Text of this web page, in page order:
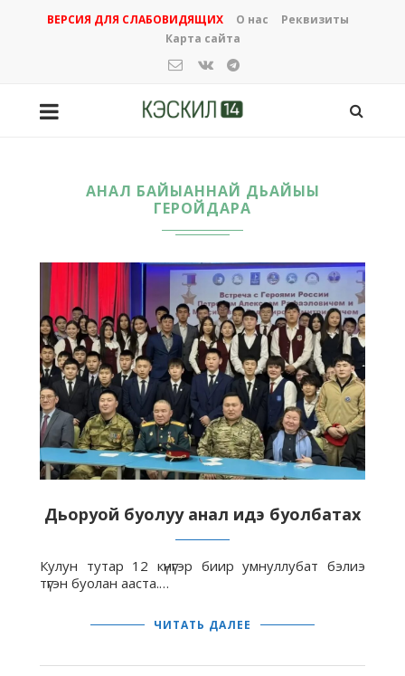
ВЕРСИЯ ДЛЯ СЛАБОВИДЯЩИХ О нас
Реквизиты
Карта сайта
АНАЛ БАЙЫАННАЙ ДЬАЙЫЫ
ГЕРОЙДАРА
Дьоруой буолуу анал идэ буолбатах
Кулун тутар 12 күнүгэр биир умнуллубат бэлиэ
түгэн буолан ааста.…
ЧИТАТЬ ДАЛЕЕ